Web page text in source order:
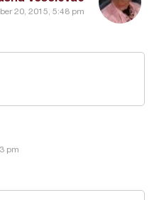
20, 2015, 5:48 pm
pm